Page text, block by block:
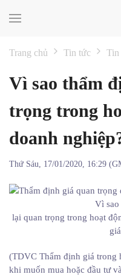
Trang chủ Tin tức Tin
Vì sao thẩm
trọng trong
doanh
Thứ Sáu, 17/01/2020, 16:29
Vì sao
lại quan trọng trong hoạt
(TDVC Thẩm định giá trong
khi muốn mua hoặc đầu tư